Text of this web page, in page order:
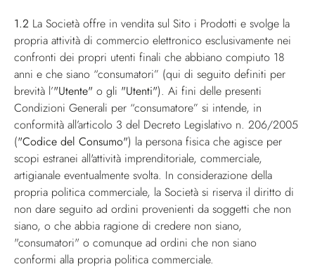
1.2 La Società offre in vendita sul Sito i Prodotti e svolge la
propria attività di commercio elettronico esclusivamente nei
confronti dei propri utenti finali che abbiano compiuto 18
anni e che siano “consumatori” (qui di seguito definiti per
brevità l’"Utente" o gli "Utenti"). Ai fini delle presenti
Condizioni Generali per “consumatore” si intende, in
conformità all’articolo 3 del Decreto Legislativo n. 206/2005
("Codice del Consumo") la persona fisica che agisce per
scopi estranei all'attività imprenditoriale, commerciale,
artigianale eventualmente svolta. In considerazione della
propria politica commerciale, la Società si riserva il diritto di
non dare seguito ad ordini provenienti da soggetti che non
siano, o che abbia ragione di credere non siano,
"consumatori" o comunque ad ordini che non siano
conformi alla propria politica commerciale.